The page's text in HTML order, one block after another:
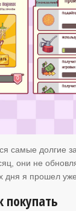
самые долгие
они не
дня я прошел
покупать